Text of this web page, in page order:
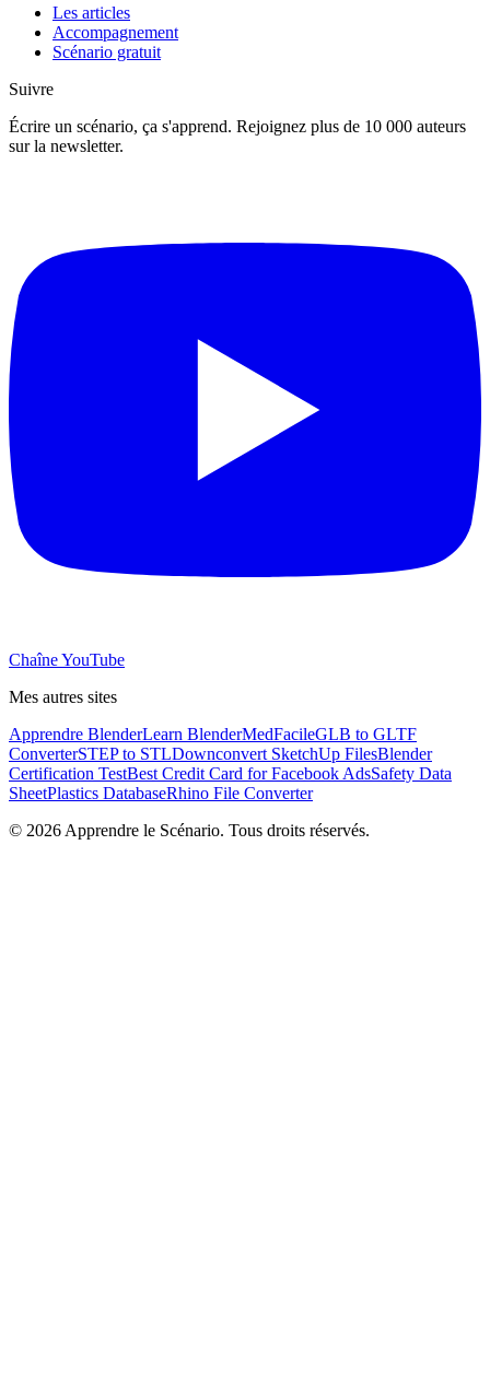
Les articles
Accompagnement
Scénario gratuit
Suivre
Écrire un scénario, ça s'apprend. Rejoignez plus de 10 000 auteurs
sur la newsletter.
Chaîne YouTube
Mes autres sites
Apprendre BlenderLearn BlenderMedFacileGLB to GLTF
ConverterSTEP to STLDownconvert SketchUp FilesBlender
Certification TestBest Credit Card for Facebook AdsSafety Data
SheetPlastics DatabaseRhino File Converter
© 2026 Apprendre le Scénario. Tous droits réservés.